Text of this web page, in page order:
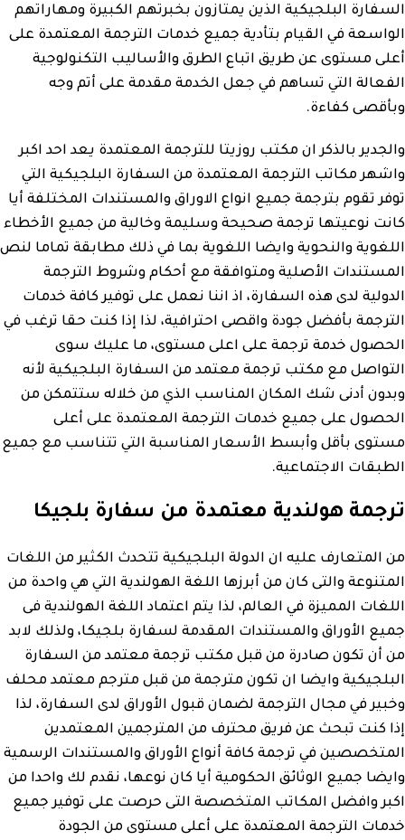
السفارة البلجيكية الذين يمتازون بخبرتهم الكبيرة ومهاراتهم
الواسعة في القيام بتأدية جميع خدمات الترجمة المعتمدة على
أعلى مستوى عن طريق اتباع الطرق والأساليب التكنولوجية
الفعالة التي تساهم في جعل الخدمة مقدمة على أتم وجه
وبأقصى كفاءة.
والجدير بالذكر ان مكتب روزيتا للترجمة المعتمدة يعد احد اكبر
واشهر مكاتب الترجمة المعتمدة من السفارة البلجيكية التي
توفر تقوم بترجمة جميع انواع الاوراق والمستندات المختلفة أيا
كانت نوعيتها ترجمة صحيحة وسليمة وخالية من جميع الأخطاء
اللغوية والنحوية وايضا اللغوية بما في ذلك مطابقة تماما لنص
المستندات الأصلية ومتوافقة مع أحكام وشروط الترجمة
الدولية لدى هذه السفارة، اذ اننا نعمل على توفير كافة خدمات
الترجمة بأفضل جودة واقصى احترافية، لذا إذا كنت حقا ترغب في
الحصول خدمة ترجمة على اعلى مستوى، ما عليك سوى
التواصل مع مكتب ترجمة معتمد من السفارة البلجيكية لأنه
وبدون أدنى شك المكان المناسب الذي من خلاله ستتمكن من
الحصول على جميع خدمات الترجمة المعتمدة على أعلى
مستوى بأقل وأبسط الأسعار المناسبة التي تتناسب مع جميع
الطبقات الاجتماعية.
ترجمة هولندية معتمدة من سفارة بلجيكا
من المتعارف عليه ان الدولة البلجيكية تتحدث الكثير من اللغات
المتنوعة والتى كان من أبرزها اللغة الهولندية التي هي واحدة من
اللغات المميزة في العالم، لذا يتم اعتماد اللغة الهولندية فى
جميع الأوراق والمستندات المقدمة لسفارة بلجيكا، ولذلك لابد
من أن تكون صادرة من قبل مكتب ترجمة معتمد من السفارة
البلجيكية وايضا ان تكون مترجمة من قبل مترجم معتمد محلف
وخبير في مجال الترجمة لضمان قبول الأوراق لدى السفارة، لذا
إذا كنت تبحث عن فريق محترف من المترجمين المعتمدين
المتخصصين في ترجمة كافة أنواع الأوراق والمستندات الرسمية
وايضا جميع الوثائق الحكومية أيا كان نوعها، نقدم لك واحدا من
اكبر وافضل المكاتب المتخصصة التى حرصت على توفير جميع
خدمات الترجمة المعتمدة على أعلى مستوى من الجودة